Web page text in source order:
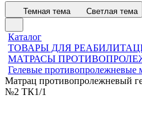
Темная тема Светлая тема
Каталог
ТОВАРЫ ДЛЯ
МАТРАСЫ
Гелевые противопролежневые
Матрац противопролежневый
№2 ТК1/1